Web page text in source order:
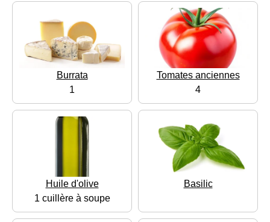
Burrata
1
Tomates anciennes
4
Huile d'olive
1 cuillère à soupe
Basilic